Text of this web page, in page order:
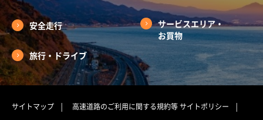
安全走行
サービスエリア・
お買物
旅行・ドライブ
サイトマップ 高速道路のご利用に関する規約等サイトポリシー